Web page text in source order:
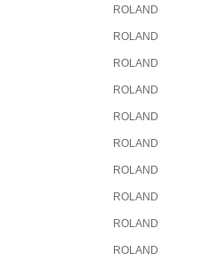
ROLAND
ROLAND
ROLAND
ROLAND
ROLAND
ROLAND
ROLAND
ROLAND
ROLAND
ROLAND